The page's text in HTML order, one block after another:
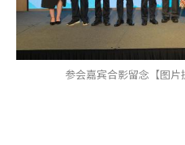
参会嘉宾合影留念【图片